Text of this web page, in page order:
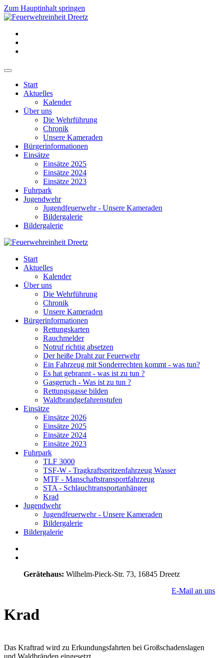
Zum Hauptinhalt springen
Start
Aktuelles
Kalender
Über uns
Die Wehrführung
Chronik
Unsere Kameraden
Bürgerinformationen
Einsätze
Einsätze 2025
Einsätze 2024
Einsätze 2023
Fuhrpark
Jugendwehr
Jugendfeuerwehr - Unsere Kameraden
Bildergalerie
Bildergalerie
Start
Aktuelles
Kalender
Über uns
Die Wehrführung
Chronik
Unsere Kameraden
Bürgerinformationen
Rettungskarten
Rauchmelder
Notruf richtig absetzen
Der heiße Draht zur Feuerwehr
Ein Fahrzeug mit Sonderrechten kommt - was tun?
Es hat gebrannt - was ist zu tun ?
Gasgeruch - Was ist zu tun ?
Rettungsgasse bilden
Waldbrandgefahrenstufen
Einsätze
Einsätze 2026
Einsätze 2025
Einsätze 2024
Einsätze 2023
Fuhrpark
TLF 3000
TSF-W - Tragkraftspritzenfahrzeug Wasser
MTF - Manschaftstransportfahrzeug
STA - Schlauchtransportanhänger
Krad
Jugendwehr
Jugendfeuerwehr - Unsere Kameraden
Bildergalerie
Bildergalerie
Gerätehaus: Wilhelm-Pieck-Str. 73, 16845 Dreetz
E-Mail an uns
Krad
Das Kraftrad wird zu Erkundungsfahrten bei Großschadenslagen
und Waldbränden eingesetzt.